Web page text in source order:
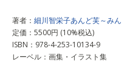
著者： 細川智栄子あんど芙～みん
定価：5500円 (10%税込)
ISBN：978-4-253-10134-9
レーベル：画集・イラスト集